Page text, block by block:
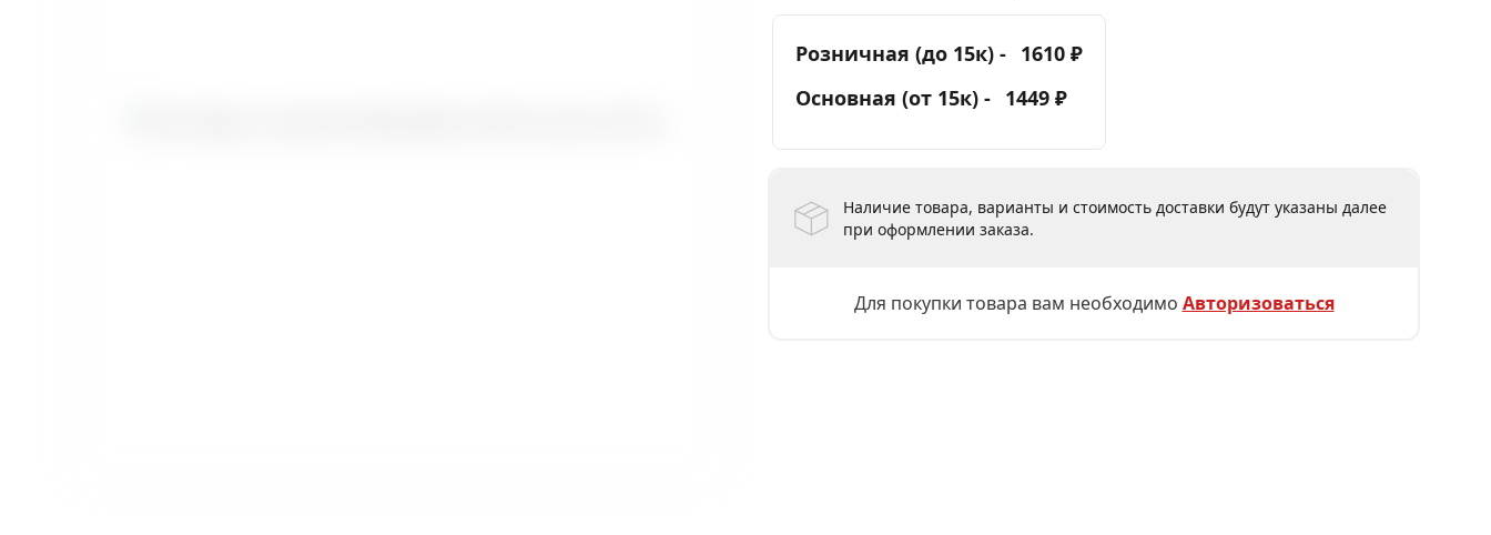
Розничная (до 15к) - 1610 ₽
Основная (от 15к) - 1449 ₽
Наличие товара, варианты и стоимость доставки будут указаны далее
при оформлении заказа.
Для покупки товара вам необходимо Авторизоваться